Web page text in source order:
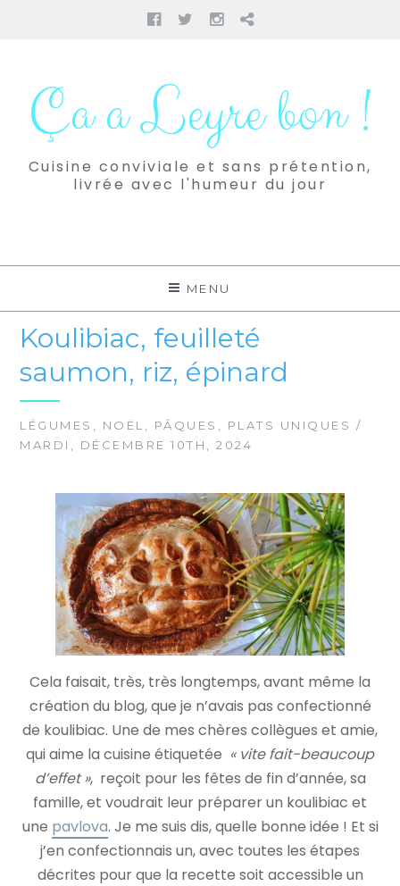
Facebook
TwitterInstagram
Pinterest
contenuÇa a Leyre bon !
Cuisine conviviale et sans prétention,
livrée avec l'humeur du jour
MENU
Koulibiac, feuilleté
saumon, riz, épinard
LÉGUMES NOËL PÂQUES PLATS UNIQUES /
MARDI, DÉCEMBRE 10TH, 2024
Cela faisait, très, très longtemps, avant même la
création du blog, que je n’avais pas confectionné
de koulibiac. Une de mes chères collègues et amie,
qui aime la cuisine étiquetée « vite fait-beaucoup
d’effet », reçoit pour les fêtes de fin d’année, sa
famille, et voudrait leur préparer un koulibiac et
une pavlova. Je me suis dis, quelle bonne idée ! Et si
j’en confectionnais un, avec toutes les étapes
décrites pour que la recette soit accessible un